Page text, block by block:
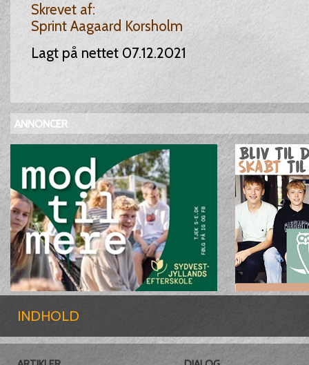
Skrevet af:
Sprint Aagaard Korsholm
Lagt på nettet 07.12.2021
ANNONCER
INDHOLD